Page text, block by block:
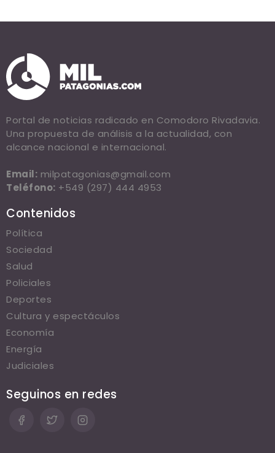
Portal de noticias radicado en Comodoro Rivadavia.
Una propuesta de análisis a la actualidad, con
alcance nacional e internacional.
Email: milpatagonias@gmail.com
Teléfono: +549 (297) 444 4953
Contenidos
Política
Sociedad
Salud
Policiales
Deportes
Cultura y espectáculos
Economía
Energía
Judiciales
Seguinos en redes